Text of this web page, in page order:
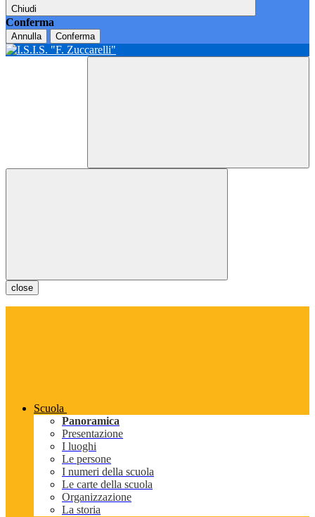
Chiudi
Conferma
Annulla Conferma
close
Scuola
Panoramica
Presentazione
I luoghi
Le persone
I numeri della scuola
Le carte della scuola
Organizzazione
La storia